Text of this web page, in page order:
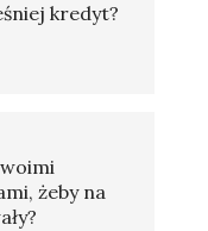
kredyt?
żeby na